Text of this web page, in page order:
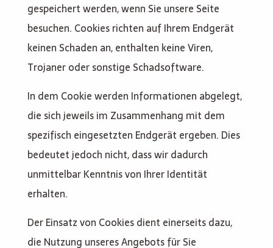
gespeichert werden, wenn Sie unsere Seite
besuchen. Cookies richten auf Ihrem Endgerät
keinen Schaden an, enthalten keine Viren,
Trojaner oder sonstige Schadsoftware.
In dem Cookie werden Informationen abgelegt,
die sich jeweils im Zusammenhang mit dem
spezifisch eingesetzten Endgerät ergeben. Dies
bedeutet jedoch nicht, dass wir dadurch
unmittelbar Kenntnis von Ihrer Identität
erhalten.
Der Einsatz von Cookies dient einerseits dazu,
die Nutzung unseres Angebots für Sie